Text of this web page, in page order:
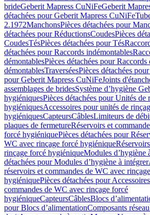
brideGeberit Mapress CuNiFeGeberit
détachées pour Geberit Mapress CuNiFe
2.1972ManchonsPièces détachées pour
détachées pour RéductionsCoudesPièces
CoudesTésPièces détachées pour Tés
détachées pour Raccords indémontables
démontablesPièces détachées pour Raccords
démontablesTraverséesPièces détachées
pour Geberit Mapress CuNiFeJoints
assemblages de bridesSystème d’hygiène
hygiéniquesPièces détachées pour Unités de
hygiéniquesAccessoires pour unités de
hygiéniquesCapteursCâblesLimiteurs de
plaques de fermetureRéservoirs et
forcé hygiéniquePièces détachées pour
WC avec rinçage forcé hygiénique
rinçage forcé hygiéniqueModules d’hygiène
détachées pour Modules d’hygiène à intégrer
réservoirs et commandes de WC avec
hygiéniquePièces détachées pour
commandes de WC avec rinçage forcé
hygiéniqueCapteursCâblesBlocs
pour Blocs d’alimentationComposants réseau